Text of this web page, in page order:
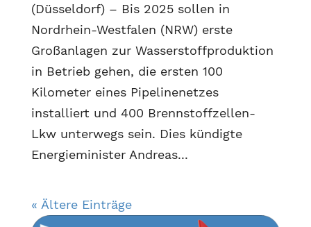
(Düsseldorf) – Bis 2025 sollen in
Nordrhein-Westfalen (NRW) erste
Großanlagen zur Wasserstoffproduktion
in Betrieb gehen, die ersten 100
Kilometer eines Pipelinenetzes
installiert und 400 Brennstoffzellen-
Lkw unterwegs sein. Dies kündigte
Energieminister Andreas...
« Ältere Einträge